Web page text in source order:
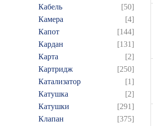
Кабель
[50]
Камера
[4]
Капот
[144]
Кардан
[131]
Карта
[2]
Картридж
[250]
Катализатор
[1]
Катушка
[2]
Катушки
[291]
Клапан
[375]